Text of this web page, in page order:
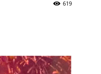
619